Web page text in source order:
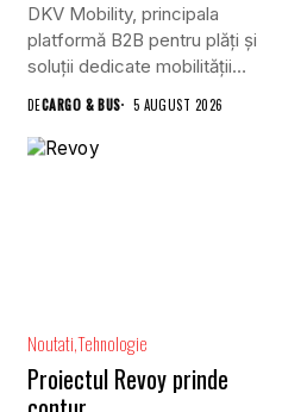
DKV Mobility, principala
platformă B2B pentru plăți și
soluții dedicate mobilității
DECARGO & BUS 5 AUGUST 2026
NoutatiTehnologie
Proiectul Revoy prinde